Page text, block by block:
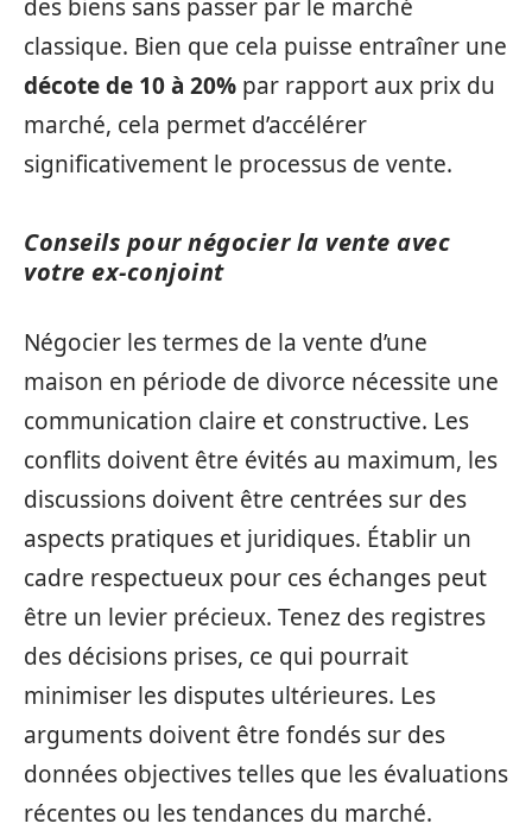
des biens sans passer par le marché
classique. Bien que cela puisse entraîner une
décote de 10 à 20% par rapport aux prix du
marché, cela permet d’accélérer
significativement le processus de vente.
Conseils pour négocier la vente avec
votre ex-conjoint
Négocier les termes de la vente d’une
maison en période de divorce nécessite une
communication claire et constructive. Les
conflits doivent être évités au maximum, les
discussions doivent être centrées sur des
aspects pratiques et juridiques. Établir un
cadre respectueux pour ces échanges peut
être un levier précieux. Tenez des registres
des décisions prises, ce qui pourrait
minimiser les disputes ultérieures. Les
arguments doivent être fondés sur des
données objectives telles que les évaluations
récentes ou les tendances du marché.